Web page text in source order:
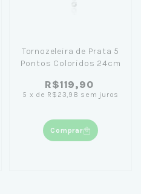
Tornozeleira de Prata 5
Pontos Coloridos 24cm
R$119,90
5 x de R$23,98 sem juros
Comprar